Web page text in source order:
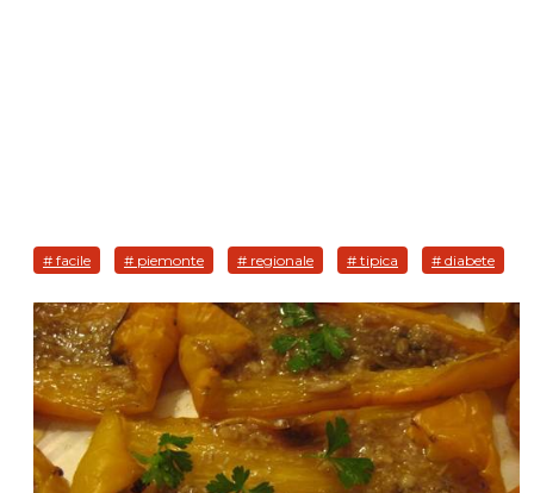
# facile # piemonte # regionale # tipica # diabete